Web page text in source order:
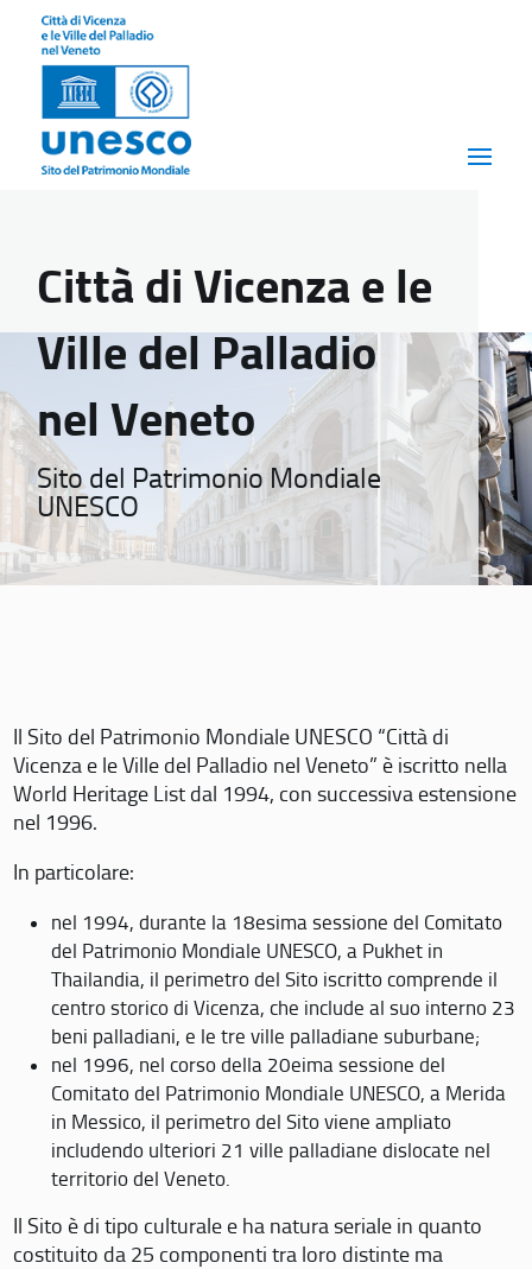
Città di Vicenza e le
Ville del Palladio
nel Veneto
Sito del Patrimonio Mondiale
UNESCO
Il Sito del Patrimonio Mondiale UNESCO “Città di
Vicenza e le Ville del Palladio nel Veneto” è iscritto nella
World Heritage List dal 1994, con successiva estensione
nel 1996.
In particolare:
nel 1994, durante la 18esima sessione del Comitato
del Patrimonio Mondiale UNESCO, a Pukhet in
Thailandia, il perimetro del Sito iscritto comprende il
centro storico di Vicenza, che include al suo interno 23
beni palladiani, e le tre ville palladiane suburbane;
nel 1996, nel corso della 20eima sessione del
Comitato del Patrimonio Mondiale UNESCO, a Merida
in Messico, il perimetro del Sito viene ampliato
includendo ulteriori 21 ville palladiane dislocate nel
territorio del Veneto.
Il Sito è di tipo culturale e ha natura seriale in quanto
costituito da 25 componenti tra loro distinte ma